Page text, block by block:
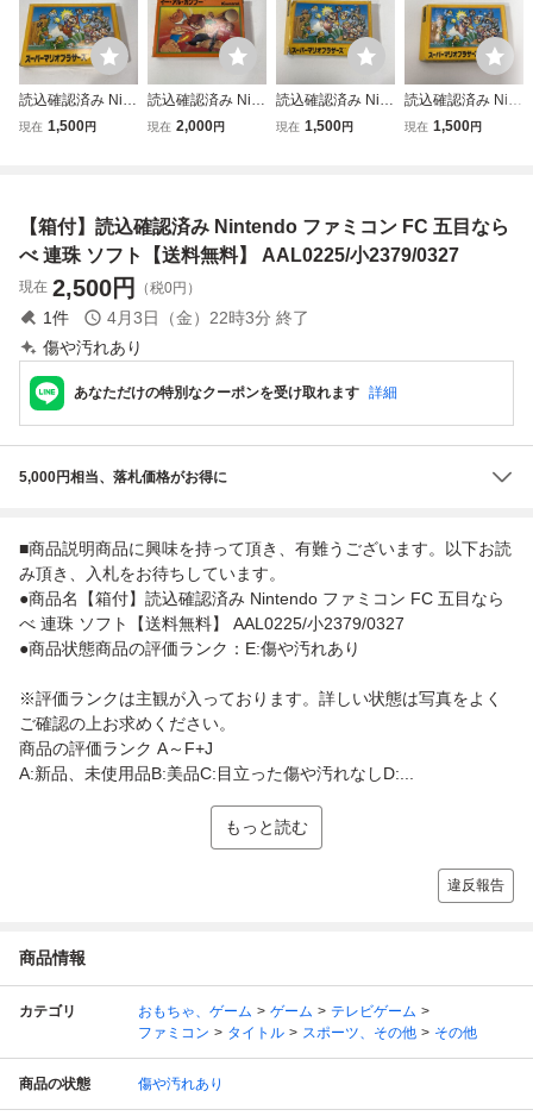
読込確認済み Nint
endo ファミコン
0624/小5613/080
1
現在 1,500円
読込確認済み Nint
endo ファミコン
0624/小5611/080
1
現在 2,000円
読込確認済み Nint
endo ファミコン
0624/小5609/080
1
現在 1,500円
読込確認済み Nint
endo ファミコン
0624/小5610/080
1
現在 1,500円
【箱付】読込確認済み Nintendo ファミコン FC 五目なら
べ 連珠 ソフト【送料無料】 AAL0225/小2379/0327
現在 2,500円 （税0円）
1件 4月3日（金）22時3分 終了
傷や汚れあり
あなただけの特別なクーポンを受け取れます 詳細
5,000円相当、落札価格がお得に
■商品説明商品に興味を持って頂き、有難うございます。以下お読
み頂き、入札をお待ちしています。
●商品名【箱付】読込確認済み Nintendo ファミコン FC 五目なら
べ 連珠 ソフト【送料無料】 AAL0225/小2379/0327
●商品状態商品の評価ランク：E:傷や汚れあり
※評価ランクは主観が入っております。詳しい状態は写真をよく
ご確認の上お求めください。
商品の評価ランク A～F+J
A:新品、未使用品B:美品C:目立った傷や汚れなしD:...
もっと読む
違反報告
商品情報
カテゴリ おもちゃ、ゲーム ゲーム
テレビゲーム
ファミコン
タイトル スポーツ、その他 その他
商品の状態 傷や汚れあり